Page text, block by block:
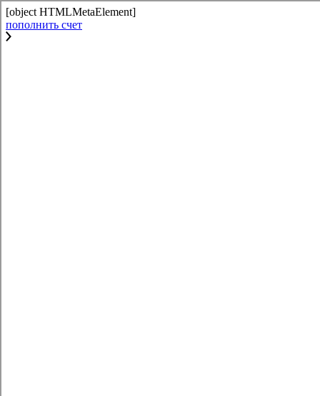
[object HTMLMetaElement]
пополнить счет